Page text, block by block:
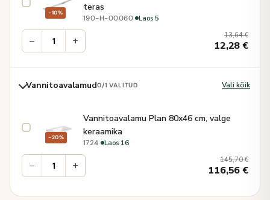
−10%
teras
190-H-00060· Laos 5
− + 13,64€
12,28€
Vannitoavalamud0/1 VALITUD Vali kõik
−20%
Vannitoavalamu Plan 80x46 cm, valge
keraamika
1724· Laos 16
− + 145,70€
116,56€